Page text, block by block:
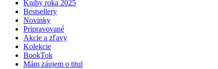
Knihy roka 2025
Bestsellery
Novinky
Pripravované
Akcie a zľavy
Kolekcie
BookTok
Mám záujem o titul